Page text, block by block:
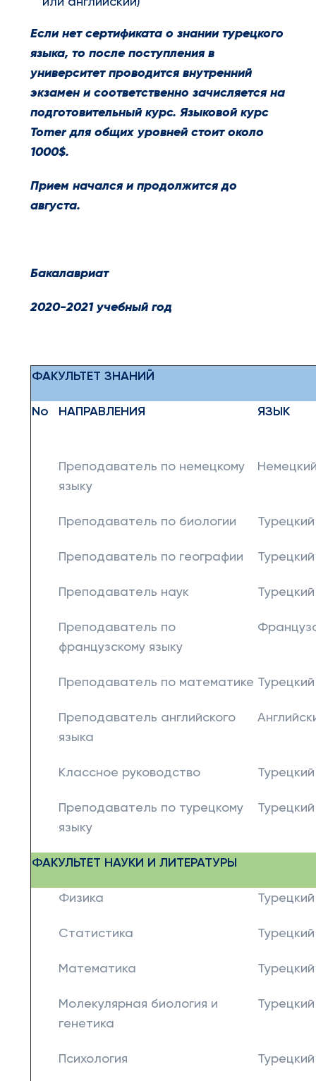
Если нет сертификата о знании турецкого
языка, то после поступления в
университет проводится внутренний
экзамен и соответственно зачисляется на
подготовительный курс. Языковой курс
Tomer для общих уровней стоит около
1000$.
Прием начался и продолжится до
августа.
Бакалавриат
2020-2021 учебный год
ФАКУЛЬТЕТ ЗНАНИЙ
No НАПРАВЛЕНИЯ ЯЗЫК
Преподаватель по немецкому
языку
Преподаватель по биологии Турецкий
Преподаватель по географии Турецкий
Преподаватель наук Турецкий
Преподаватель по
французскому языку
Преподаватель по математике Турецкий
Преподаватель английского
языка
Классное руководство Турецкий
Преподаватель по турецкому
языку
Турецкий
ФАКУЛЬТЕТ НАУКИ И ЛИТЕРАТУРЫ
Физика Турецкий
Статистика Турецкий
Математика Турецкий
Молекулярная биология и
генетика
Турецкий
Психология Турецкий